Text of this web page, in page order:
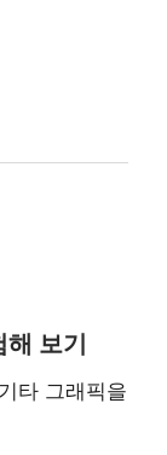
해 보기
타 그래픽을